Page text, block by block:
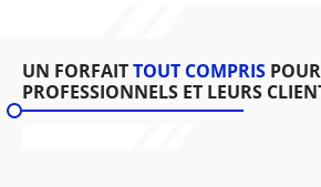
UN FORFAITTOUT COMPRIS
PROFESSIONNELS ET LEURS